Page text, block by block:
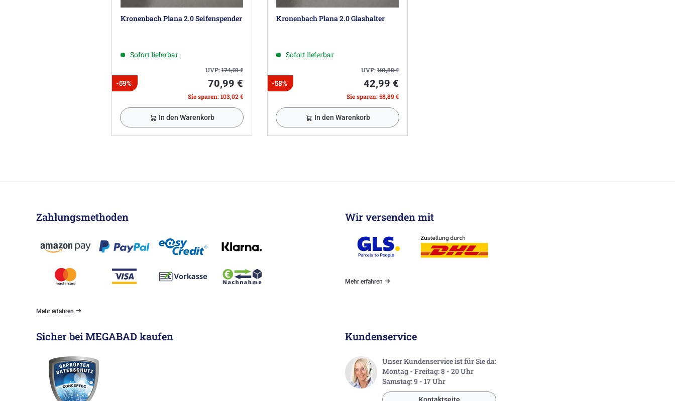
Kronenbach Plana 2.0 Seifenspender
Sofort lieferbar
UVP:174,01€
-59% 70,99 €
Sie sparen: 103,02 €
In den Warenkorb
Kronenbach Plana 2.0 Glashalter
Sofort lieferbar
UVP:101,88€
-58% 42,99 €
Sie sparen: 58,89 €
In den Warenkorb
Zahlungsmethoden
Mehr erfahren
Wir versenden mit
Mehr erfahren
Sicher bei MEGABAD kaufen Kundenservice
Unser Kundenservice ist für Sie da:
Montag - Freitag: 8 - 20 Uhr
Samstag: 9 - 17 Uhr